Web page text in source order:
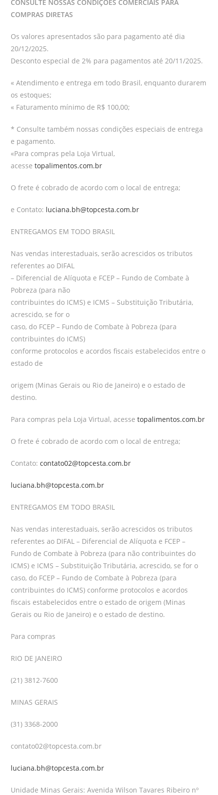
CONSULTE NOSSAS CONDIÇÕES COMERCIAIS PARA
COMPRAS DIRETAS
Os valores apresentados são para pagamento até dia
20/12/2025.
Desconto especial de 2% para pagamentos até 20/11/2025.
« Atendimento e entrega em todo Brasil, enquanto durarem
os estoques;
« Faturamento mínimo de R$ 100,00;
* Consulte também nossas condições especiais de entrega
e pagamento.
«Para compras pela Loja Virtual,
acessetopalimentos.com.br
O frete é cobrado de acordo com o local de entrega;
e Contato: luciana.bh@topcesta.com.br
ENTREGAMOS EM TODO BRASIL
Nas vendas interestaduais, serão acrescidos os tributos
referentes ao DIFAL
– Diferencial de Alíquota e FCEP – Fundo de Combate à
Pobreza (para não
contribuintes do ICMS) e ICMS – Substituição Tributária,
acrescido, se for o
caso, do FCEP – Fundo de Combate à Pobreza (para
contribuintes do ICMS)
conforme protocolos e acordos fiscais estabelecidos entre o
estado de
origem (Minas Gerais ou Rio de Janeiro) e o estado de
destino.
Para compras pela Loja Virtual, acessetopalimentos.com.br
O frete é cobrado de acordo com o local de entrega;
Contato:contato02@topcesta.com.br
luciana.bh@topcesta.com.br
ENTREGAMOS EM TODO BRASIL
Nas vendas interestaduais, serão acrescidos os tributos
referentes ao DIFAL – Diferencial de Alíquota e FCEP –
Fundo de Combate à Pobreza (para não contribuintes do
ICMS) e ICMS – Substituição Tributária, acrescido, se for o
caso, do FCEP – Fundo de Combate à Pobreza (para
contribuintes do ICMS) conforme protocolos e acordos
fiscais estabelecidos entre o estado de origem (Minas
Gerais ou Rio de Janeiro) e o estado de destino.
Para compras
RIO DE JANEIRO
(21) 3812-7600
MINAS GERAIS
(31) 3368-2000
contato02@topcesta.com.br
luciana.bh@topcesta.com.br
Unidade Minas Gerais: Avenida Wilson Tavares Ribeiro nº